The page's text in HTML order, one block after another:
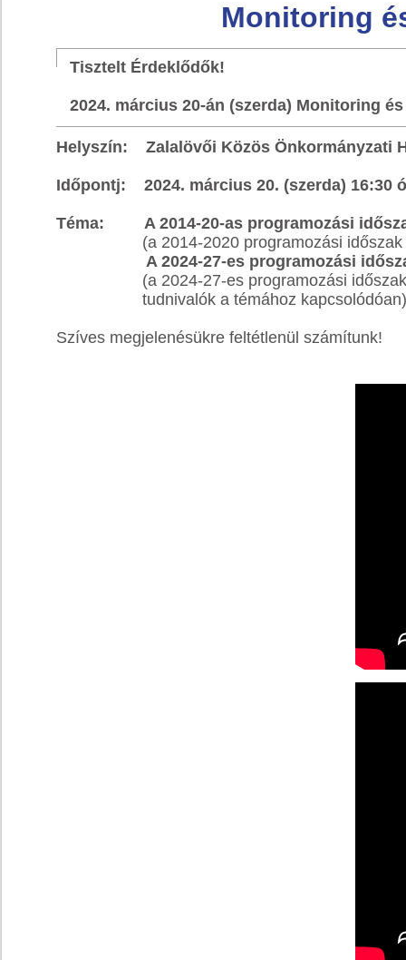
Monitoring
Tisztelt Érdeklődők!
2024. március 20-án (szerda) Monitoring
Helyszín: Zalalövői Közös Önkormányzati
Időpontj: 2024. március 20. (szerda) 16:30
Téma: A 2014-20-as programozási
(a 2014-2020 programozási időszak
A 2024-27-es programozási
(a 2024-27-es programozási
tudnivalók a témához kapcsolódóan)
Szíves megjelenésükre feltétlenül számítunk!